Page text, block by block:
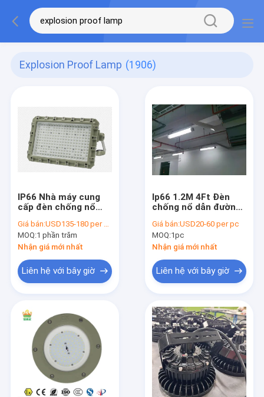
Explosion Proof Lamp (1906)
IP66 Nhà máy cung
cấp đèn chống nổ
phun nước chống nổ
Với 5 năm bảo hành
Giá bán:USD135-180 per pc
MOQ:1 phần trăm
Nhận giá mới nhất
Liên hệ với bây giờ
Ip66 1.2M 4Ft Đèn
chống nổ dẫn đường
ống kép chống nổ
đèn huỳnh quang
Giá bán:USD20-60 per pc
MOQ:1pc
Nhận giá mới nhất
Liên hệ với bây giờ